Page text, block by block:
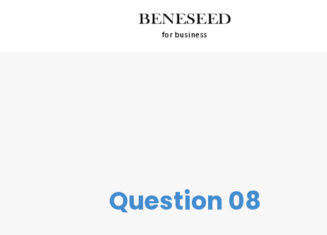
for business
Question 08